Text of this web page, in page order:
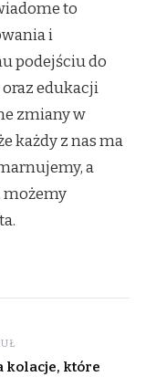
to
i
podejściu do
edukacji
zmiany w
każdy z nas ma
a
kolacje, które